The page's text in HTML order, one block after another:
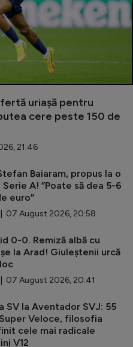
uriașă pentru
cere peste 150 de
21:46
Baiaram, propus la o
A! ”Poate să dea 5-6
euro”
| 07 August 2026, 20:58
0-0. Remiză albă cu
la Arad! Giuleștenii urcă
| 07 August 2026, 20:41
SV la Aventador SVJ: 55
Veloce, filosofia
cele mai radicale
V12